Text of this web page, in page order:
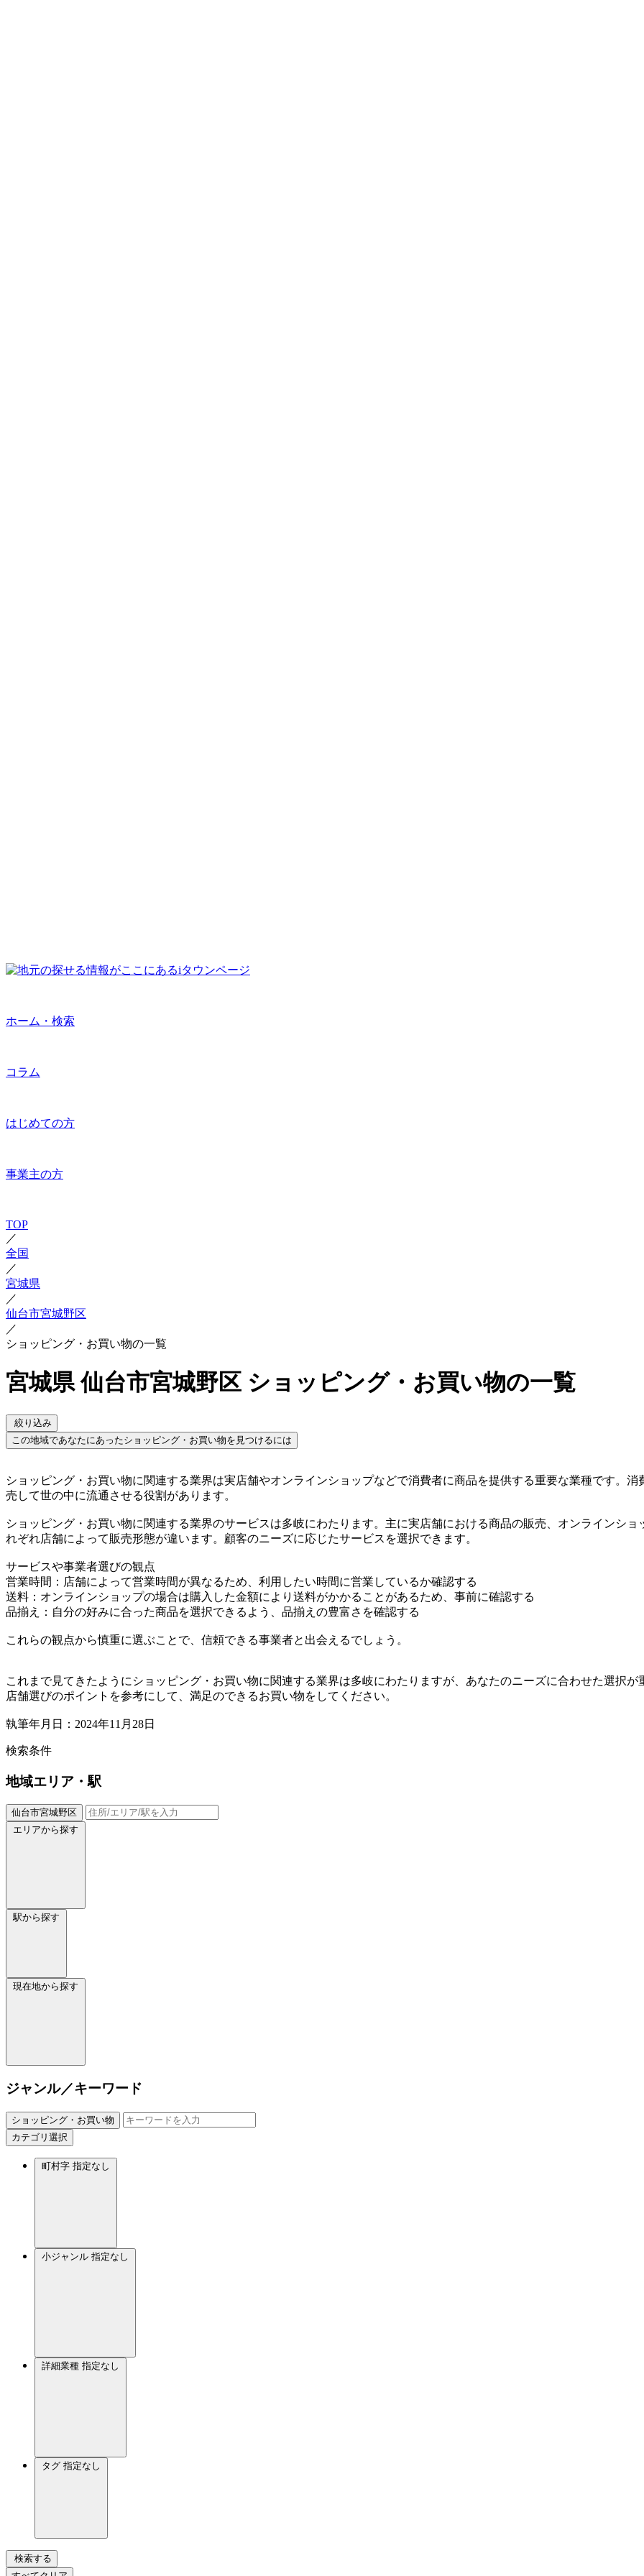
ホーム・検索
コラム
はじめての方
事業主の方
TOP
／
全国
／
宮城県
／
仙台市宮城野区
／
ショッピング・お買い物の一覧
宮城県 仙台市宮城野区 ショッピング・お買い物の一覧
絞り込み
この地域であなたにあったショッピング・お買い物を見つけるには
ショッピング・お買い物に関連する業界は実店舗やオンラインショップなどで消費者に商品を提供する重要な業種です。
売して世の中に流通させる役割があります。
ショッピング・お買い物に関連する業界のサービスは多岐にわたります。主に実店舗における商品の販売、オンラインシ
れぞれ店舗によって販売形態が違います。顧客のニーズに応じたサービスを選択できます。
サービスや事業者選びの観点
営業時間：店舗によって営業時間が異なるため、利用したい時間に営業しているか確認する
送料：オンラインショップの場合は購入した金額により送料がかかることがあるため、事前に確認する
品揃え：自分の好みに合った商品を選択できるよう、品揃えの豊富さを確認する
これらの観点から慎重に選ぶことで、信頼できる事業者と出会えるでしょう。
これまで見てきたようにショッピング・お買い物に関連する業界は多岐にわたりますが、あなたのニーズに合わせた選択が
店舗選びのポイントを参考にして、満足のできるお買い物をしてください。
執筆年月日：2024年11月28日
検索条件
地域エリア・駅
仙台市宮城野区
エリアから探す
駅から探す
現在地から探す
ジャンル／キーワード
ショッピング・お買い物
カテゴリ選択
町村字 指定なし
小ジャンル 指定なし
詳細業種 指定なし
タグ 指定なし
検索する